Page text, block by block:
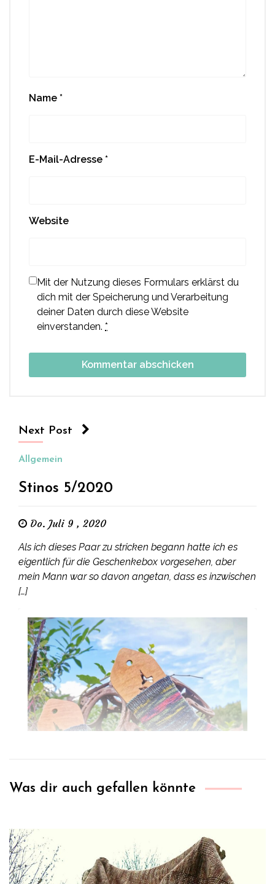
Name *
E-Mail-Adresse *
Website
Mit der Nutzung dieses Formulars erklärst du
dich mit der Speicherung und Verarbeitung
deiner Daten durch diese Website
einverstanden. *
Next Post
Allgemein
Stinos 5/2020
Do. Juli 9 , 2020
Als ich dieses Paar zu stricken begann hatte ich es
eigentlich für die Geschenkebox vorgesehen, aber
mein Mann war so davon angetan, dass es inzwischen
[…]
Was dir auch gefallen könnte